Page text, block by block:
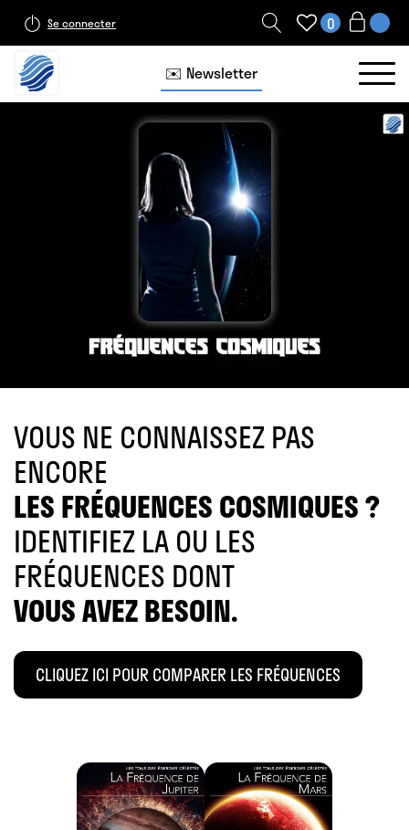
Se connecter 0
✉️ Newsletter
VOUS NE CONNAISSEZ PAS
ENCORE
LES FRÉQUENCES COSMIQUES ?
IDENTIFIEZ LA OU LES
FRÉQUENCES DONT
VOUS AVEZ BESOIN.
CLIQUEZ ICI POUR COMPARER LES FRÉQUENCES